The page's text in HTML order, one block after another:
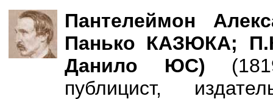
Пантелеймон
Панько КАЗЮКА;
Данило ЮС)
публицист,